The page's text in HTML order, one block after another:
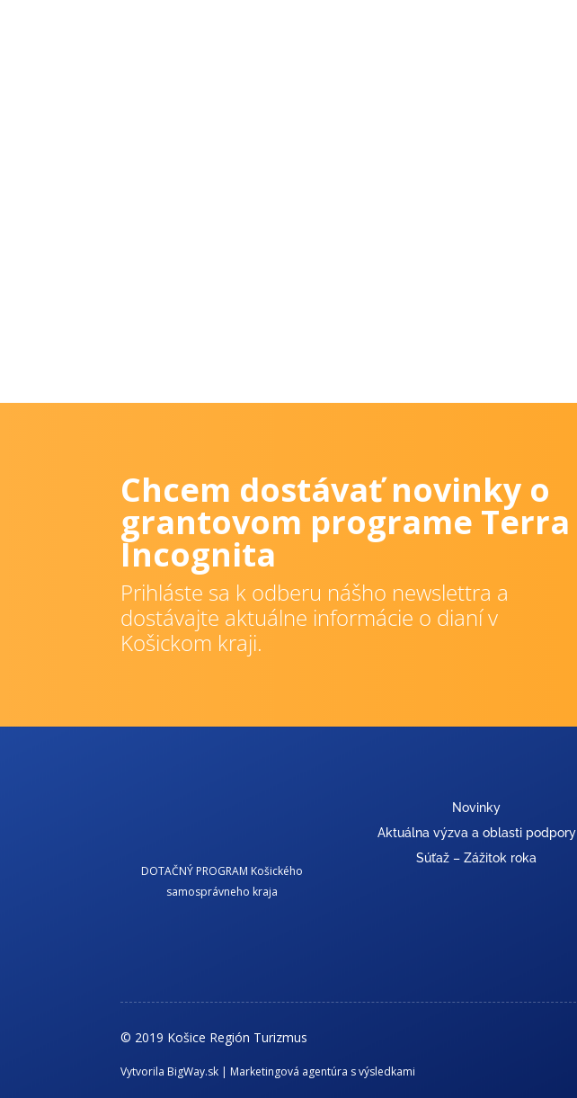
Chcem dostávať novinky o
grantovom programe Terra
Incognita
Prihláste sa k odberu nášho newslettra a
dostávajte aktuálne informácie o dianí v
Košickom kraji.
DOTAČNÝ PROGRAM Košického
samosprávneho kraja
Novinky
Aktuálna výzva a oblasti podpory
Súťaž – Zážitok roka
© 2019 Košice Región Turizmus
Vytvorila BigWay.sk | Marketingová agentúra s výsledkami